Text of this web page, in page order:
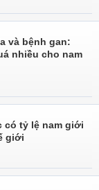
và bệnh gan:
nhiều cho nam
có tỷ lệ nam giới
giới